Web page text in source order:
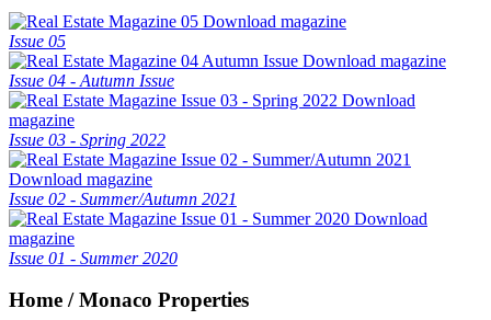
Download magazine
Issue 05
Download magazine
Issue 04 - Autumn Issue
Download
magazine
Issue 03 - Spring 2022
Download magazine
Issue 02 - Summer/Autumn 2021
Download
magazine
Issue 01 - Summer 2020
Home / Monaco Properties